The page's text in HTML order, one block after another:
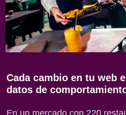
Cada cambio en tu web
datos de